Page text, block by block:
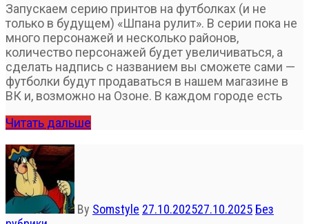
Запускаем серию принтов на футболках (и не
только в будущем) «Шпана рулит». В серии пока не
много персонажей и несколько районов,
количество персонажей будет увеличиваться, а
сделать надпись с названием вы сможете сами —
футболки будут продаваться в нашем магазине в
ВК и, возможно на Озоне. В каждом городе есть
Читать дальше
By Somstyle 27.10.202527.10.2025 Без